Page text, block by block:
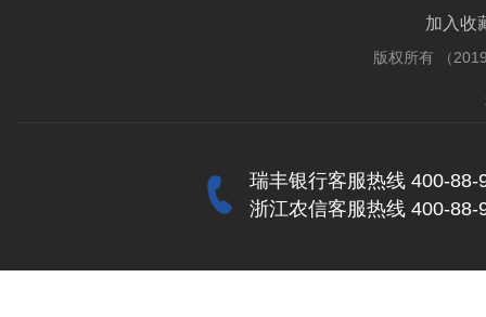
加入收
版权所有 （
瑞丰银行客服热线 400-88-
浙江农信客服热线 400-88-